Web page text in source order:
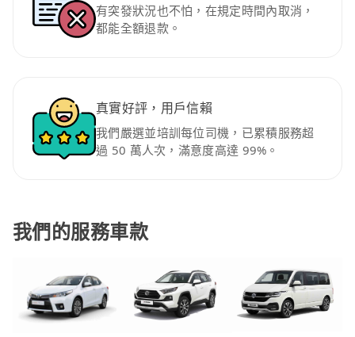
有突發狀況也不怕，在規定時間內取消，
都能全額退款。
真實好評，用戶信賴
我們嚴選並培訓每位司機，已累積服務超
過 50 萬人次，滿意度高達 99%。
我們的服務車款